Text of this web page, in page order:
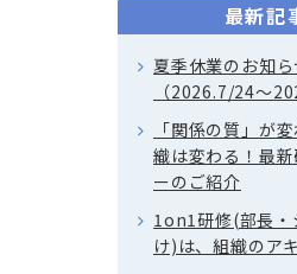
最新記
夏季休業のお知
（2026.7/24～
「関係の質」が
織は変わる！最
ーのご紹介
1on1研修(部長
け)は、組織のア